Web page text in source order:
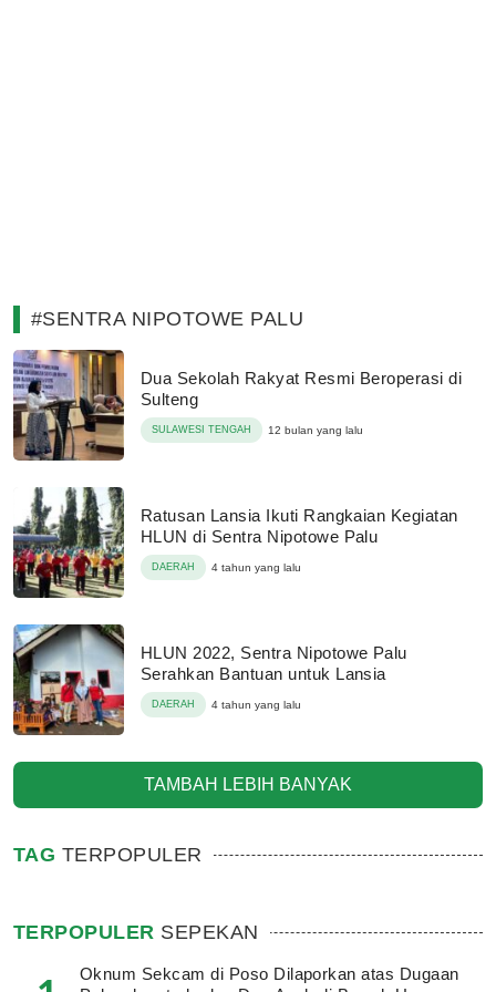
#SENTRA NIPOTOWE PALU
Dua Sekolah Rakyat Resmi Beroperasi di
Sulteng
SULAWESI TENGAH 12 bulan yang lalu
Ratusan Lansia Ikuti Rangkaian Kegiatan
HLUN di Sentra Nipotowe Palu
DAERAH 4 tahun yang lalu
HLUN 2022, Sentra Nipotowe Palu
Serahkan Bantuan untuk Lansia
DAERAH 4 tahun yang lalu
TAMBAH LEBIH BANYAK
TAG TERPOPULER
TERPOPULER SEPEKAN
Oknum Sekcam di Poso Dilaporkan atas Dugaan